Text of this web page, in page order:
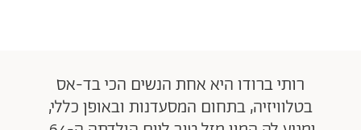
רותי ברודו היא אחת הנשים הכי בד-אס
בטלוויזיה, בתחום המסעדנות ובאופן כללי,